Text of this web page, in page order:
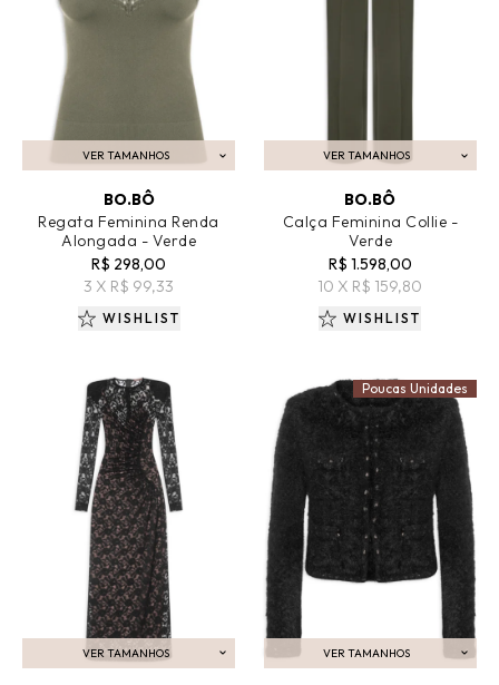
VER TAMANHOS
ADICIONAR AO CARRINHO
BO.BÔ
Regata Feminina Renda
Alongada - Verde
R$ 298,00
3 X R$ 99,33
WISHLIST
VER TAMANHOS
ADICIONAR AO CARRINHO
BO.BÔ
Calça Feminina Collie -
Verde
R$ 1.598,00
10 X R$ 159,80
WISHLIST
VER TAMANHOS
ADICIONAR AO CARRINHO
VER TAMANHOS
ADICIONAR AO CARRINHO
Poucas Unidades